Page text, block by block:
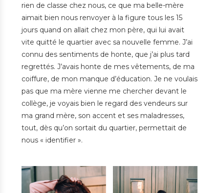
rien de classe chez nous, ce que ma belle-mère
aimait bien nous renvoyer à la figure tous les 15
jours quand on allait chez mon père, qui lui avait
vite quitté le quartier avec sa nouvelle femme. J’ai
connu des sentiments de honte, que j’ai plus tard
regrettés. J’avais honte de mes vêtements, de ma
coiffure, de mon manque d’éducation. Je ne voulais
pas que ma mère vienne me chercher devant le
collège, je voyais bien le regard des vendeurs sur
ma grand mère, son accent et ses maladresses,
tout, dès qu’on sortait du quartier, permettait de
nous « identifier ».